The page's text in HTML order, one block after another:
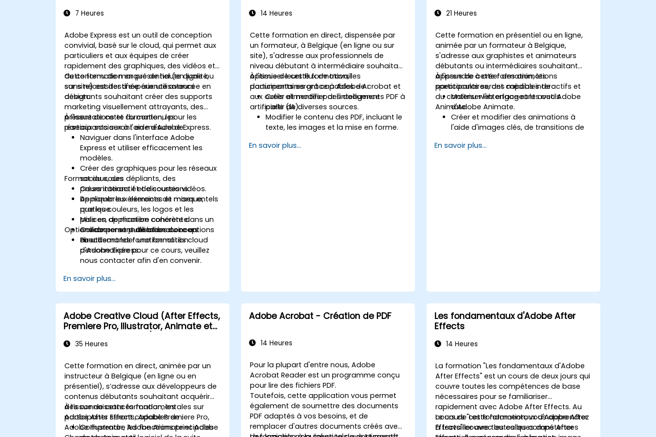
7 Heures
Adobe Express est un outil de conception
convivial, basé sur le cloud, qui permet aux
particuliers et aux équipes de créer
rapidement des graphiques, des vidéos et
du contenu de marque de haute qualité,
sans nécessiter d'expérience avancée en
design.
Cette formation en présentiel (en ligne ou
sur site) est destinée aux utilisateurs
débutants souhaitant créer des supports
marketing visuellement attrayants, des
présentations et du contenu pour les
réseaux sociaux à l'aide d'Adobe Express.
À l'issue de cette formation, les
participants seront en mesure de :
Naviguer dans l'interface Adobe
Express et utiliser efficacement les
modèles.
Créer des graphiques pour les réseaux
sociaux, des dépliants, des
présentations et de courtes vidéos.
Appliquer les éléments de marque, tels
que les couleurs, les logos et les
polices, de manière cohérente.
Collaborer et publier des conceptions
en utilisant les fonctionnalités cloud
d'Adobe Express.
Format du cours
Cours interactif et discussions.
De nombreux exercices et mises en
pratique.
Mise en application concrète dans un
environnement de laboratoire en
direct.
Options de personnalisation du cours
Pour demander une formation
personnalisée pour ce cours, veuillez
nous contacter afin d'en convenir.
En savoir plus...
14 Heures
Cette formation en direct, dispensée par
un formateur, à Belgique (en ligne ou sur
site), s'adresse aux professionnels de
niveau débutant à intermédiaire souhaitant
optimiser leurs flux de travail
documentaires grâce à Adobe Acrobat et
aux outils alimentés par l'intelligence
artificielle (IA).
À l'issue de cette formation, les
participants seront capables de :
Créer et modifier des documents PDF à
partir de diverses sources.
Modifier le contenu des PDF, incluant le
texte, les images et la mise en forme.
markup pour la revue de documents.
En savoir plus...
21 Heures
Cette formation en présentiel ou en ligne,
animée par un formateur à Belgique,
s'adresse aux graphistes et animateurs
débutants ou intermédiaires souhaitant
apprendre à créer des animations
spectaculaires, des médias interactifs et
du contenu web engageant avec Adobe
Animate.
À l'issue de cette formation, les
participants seront capables de :
Maîtriser l'interface et les outils
d'Adobe Animate.
Créer et modifier des animations à
l'aide d'images clés, de transitions de
transitions de formes (shape tweens).
En savoir plus...
Adobe Creative Cloud (After Effects,
Premiere Pro, Illustrator, Animate et
débutants
35 Heures
Cette formation en direct, animée par un
instructeur à Belgique (en ligne ou en
présentiel), s’adresse aux développeurs de
contenus débutants souhaitant acquérir
des connaissances fondamentales sur
Adobe After Effects, Adobe Premiere Pro,
Adobe Illustrator, Adobe Animate et Adobe
À l’issue de cette formation, les
participants seront capables de :
Comprendre les fonctions principales
Adobe Acrobat - Création de PDF
14 Heures
Pour la plupart d'entre nous, Adobe
Acrobat Reader est un programme conçu
pour lire des fichiers PDF.
Toutefois, cette application vous permet
également de soumettre des documents
PDF adaptés à vos besoins, et de
remplacer d'autres documents créés avec
Les fondamentaux d'Adobe After
Effects
14 Heures
La formation "Les fondamentaux d'Adobe
After Effects" est un cours de deux jours qui
couvre toutes les compétences de base
nécessaires pour se familiariser
rapidement avec Adobe After Effects. Au
cours de cette formation, vous apprendrez
à travailler avec les calques dans After
Le cours "Les fondamentaux d'Adobe After
Effects" couvre toutes les compétences